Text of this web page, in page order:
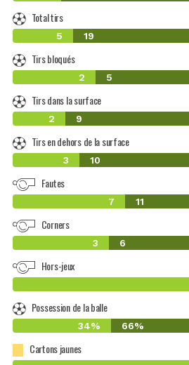
Total tirs
5 19
Tirs bloqués
2 5
Tirs dans la surface
2 9
Tirs en dehors de la surface
3 10
Fautes
7 11
Corners
3 6
Hors-jeux
Possession de la balle
34% 66%
Cartons jaunes